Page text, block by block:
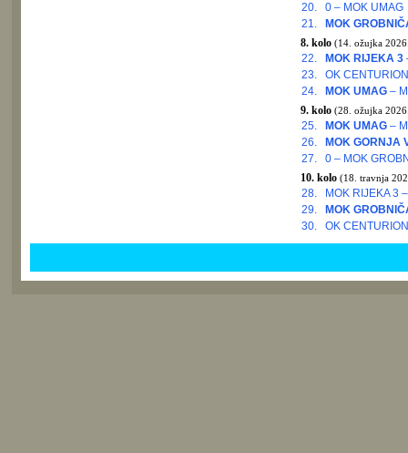
20.
0 – MOK UMAG
21.
MOK
8. kolo (14. ožujka
22. MOK RIJEKA 3
23.
OK
24.
MOK UMAG–
9. kolo (28. ožujka
25. MOK UMAG–
26.
MOK GORNJA
27.
0 – MOK
10. kolo (18. travnja
28.
MOK RIJEKA 3
29.
MOK
30.
OK